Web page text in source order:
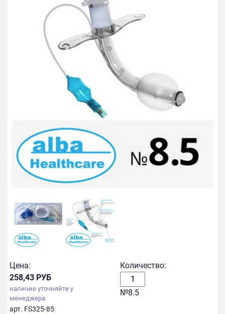
Цена:
258,43 РУБ
наличие уточняйте у
менеджера
арт. FS325-85
Количество:
№8.5